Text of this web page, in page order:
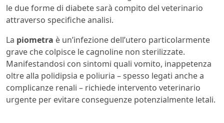
le due forme di diabete sarà compito del veterinario
attraverso specifiche analisi.
La piometra è un’infezione dell’utero particolarmente
grave che colpisce le cagnoline non sterilizzate.
Manifestandosi con sintomi quali vomito, inappetenza
oltre alla polidipsia e poliuria – spesso legati anche a
complicanze renali – richiede intervento veterinario
urgente per evitare conseguenze potenzialmente letali.